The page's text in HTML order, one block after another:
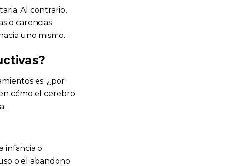
Al contrario,
o carencias
uno mismo.
es: ¿por
cómo el cerebro
infancia o
o el abandono